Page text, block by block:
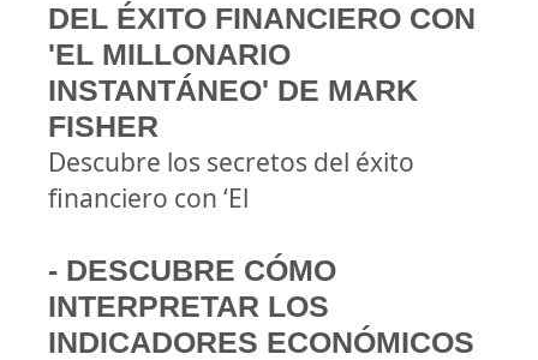
DEL ÉXITO FINANCIERO CON
'EL MILLONARIO
INSTANTÁNEO' DE MARK
FISHER
Descubre los secretos del éxito
financiero con ‘El
- DESCUBRE CÓMO
INTERPRETAR LOS
INDICADORES ECONÓMICOS